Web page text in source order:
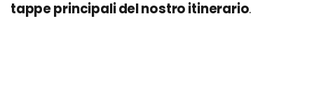
tappe principali del nostro itinerario.